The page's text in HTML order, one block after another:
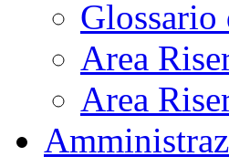
Area
Area